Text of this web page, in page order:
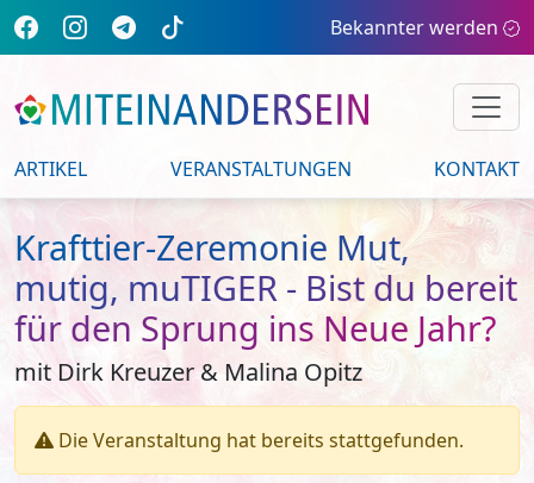
Bekannter werden
ARTIKEL VERANSTALTUNGEN KONTAKT
Krafttier-Zeremonie Mut,
mutig, muTIGER - Bist du bereit
für den Sprung ins Neue Jahr?
mit Dirk Kreuzer & Malina Opitz
Die Veranstaltung hat bereits stattgefunden.